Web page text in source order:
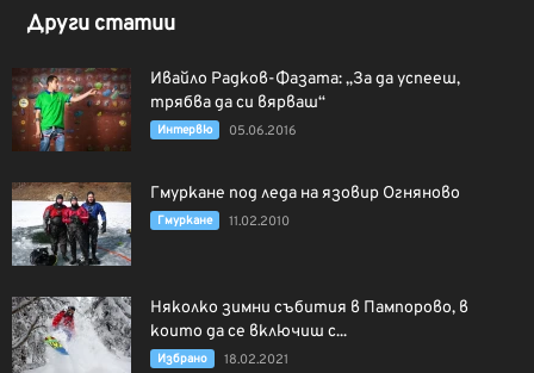
Други статии
Ивайло Радков-Фазата: „За да успееш,
трябва да си вярваш“
Интервю 05.06.2016
Гмуркане под леда на язовир Огняново
Гмуркане 11.02.2010
Няколко зимни събития в Пампорово, в
които да се включиш с...
Избрано 18.02.2021